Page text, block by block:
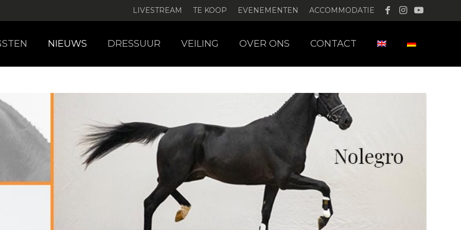
LIVESTREAM TE KOOP EVENEMENTEN ACCOMMODATIE
NIEUWS DRESSUUR VEILING OVER ONS CONTACT